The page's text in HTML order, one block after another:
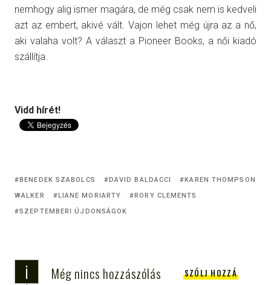
nemhogy alig ismer magára, de még csak nem is kedveli
azt az embert, akivé vált. Vajon lehet még újra az a nő,
aki valaha volt? A választ a Pioneer Books, a női kiadó
szállítja.
Vidd hírét!
BENEDEK SZABOLCS DAVID BALDACCI
KAREN THOMPSON
WALKER
LIANE MORIARTY
RORY CLEMENTS
SZEPTEMBERI ÚJDONSÁGOK
i Még nincs hozzászólás SZÓLJ HOZZÁ